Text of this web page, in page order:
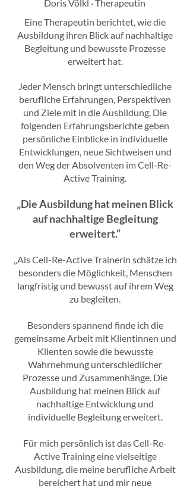
Doris Völkl · Therapeutin
Eine Therapeutin berichtet, wie die
Ausbildung ihren Blick auf nachhaltige
Begleitung und bewusste Prozesse
erweitert hat.
Jeder Mensch bringt unterschiedliche
berufliche Erfahrungen, Perspektiven
und Ziele mit in die Ausbildung. Die
folgenden Erfahrungsberichte geben
persönliche Einblicke in individuelle
Entwicklungen, neue Sichtweisen und
den Weg der Absolventen im Cell-Re-
Active Training.
„Die Ausbildung hat meinen Blick
auf nachhaltige Begleitung
erweitert.“
„Als Cell-Re-Active Trainerin schätze ich
besonders die Möglichkeit, Menschen
langfristig und bewusst auf ihrem Weg
zu begleiten.
Besonders spannend finde ich die
gemeinsame Arbeit mit Klientinnen und
Klienten sowie die bewusste
Wahrnehmung unterschiedlicher
Prozesse und Zusammenhänge. Die
Ausbildung hat meinen Blick auf
nachhaltige Entwicklung und
individuelle Begleitung erweitert.
Für mich persönlich ist das Cell-Re-
Active Training eine vielseitige
Ausbildung, die meine berufliche Arbeit
bereichert hat und mir neue